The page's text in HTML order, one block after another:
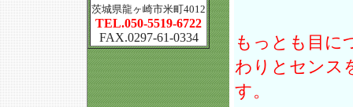
茨城県龍ヶ崎市米町4012
TEL.050-5519-6722
FAX.0297-61-0334
もっとも目に
わりとセンス
す。